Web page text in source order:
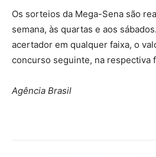
Os sorteios da Mega-Sena são
semana, às quartas e aos
acertador em qualquer faixa, o
concurso seguinte, na respectiva
Agência Brasil